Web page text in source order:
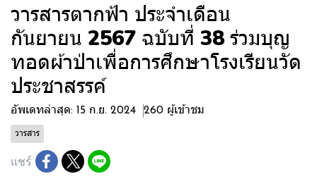
วารสารตากฟ้า ประจำเดือน
กันยายน 2567 ฉบับที่ 38 ร่วมบุญ
ทอดผ้าป่าเพื่อการศึกษาโรงเรียนวัด
ประชาสรรค์
อัพเดทล่าสุด: 15 ก.ย. 2024 260 ผู้เข้าชม
วารสาร
แชร์